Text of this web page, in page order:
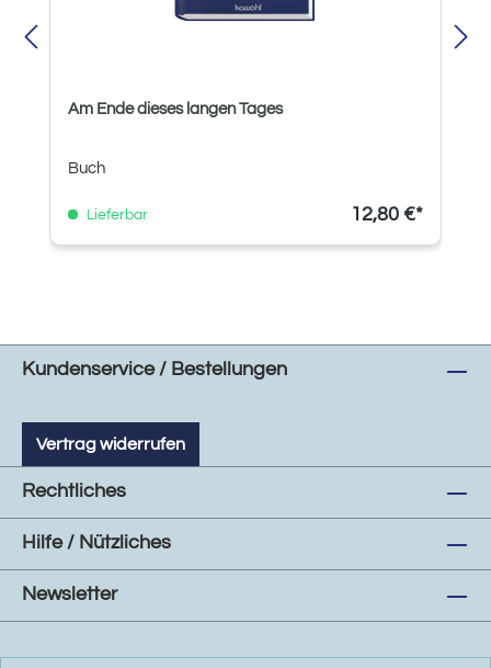
Am Ende dieses langen Tages
Buch
Lieferbar 12,80 €*
Kundenservice / Bestellungen
Vertrag widerrufen
Rechtliches
Hilfe / Nützliches
Newsletter